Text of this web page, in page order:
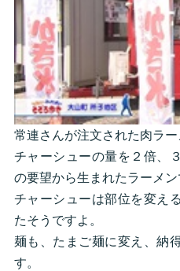
常連さんが注文された肉ラー
チャーシューの量を２倍、
の要望から生まれたラーメン
チャーシューは部位を変え
たそうですよ。
麺も、たまご麺に変え、納
す。